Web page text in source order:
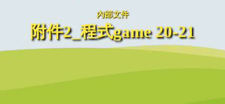
內部文件
附件2_程式game 20-21